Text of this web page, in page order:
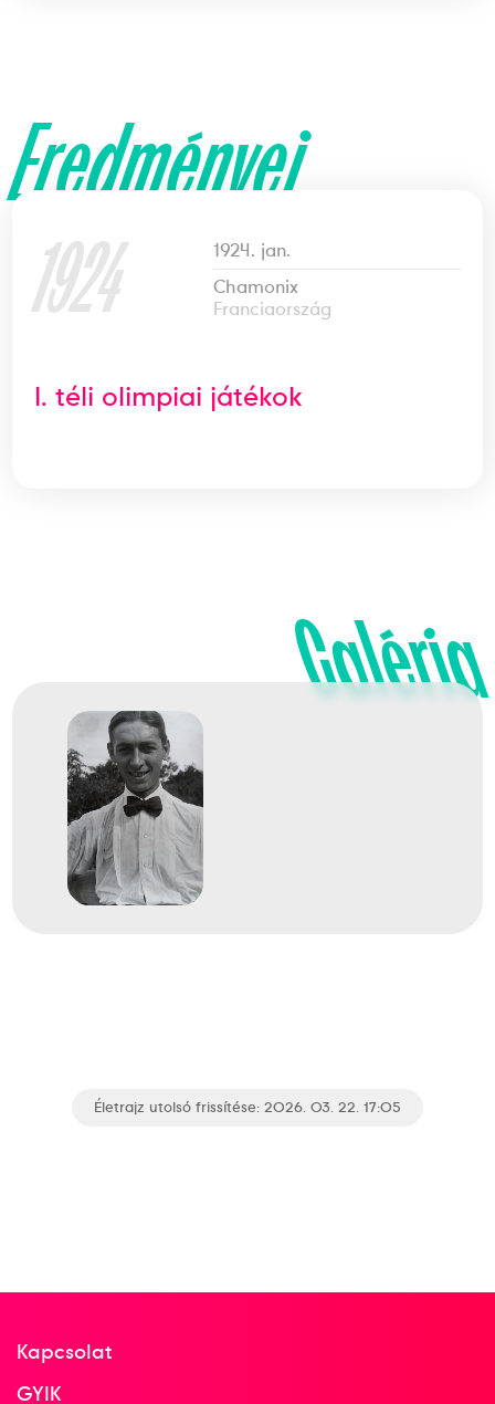
Eredményei
1924
1924. jan.
Chamonix
Franciaország
I. téli olimpiai játékok
Galéria
Életrajz utolsó frissítése: 2026. 03. 22. 17:05
Kapcsolat
GYIK